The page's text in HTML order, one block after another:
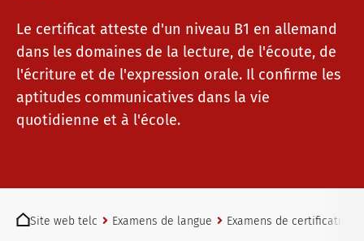
Examens de certification
Tests à distance telc
Le certificat atteste d'un niveau B1 en allemand
dans les domaines de la lecture, de l'écoute, de
l'écriture et de l'expression orale. Il confirme les
aptitudes communicatives dans la vie
quotidienne et à l'école.
Site web telc
Examens de langue Examens de certification